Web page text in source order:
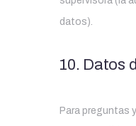
datos).
10. Datos
Para preguntas